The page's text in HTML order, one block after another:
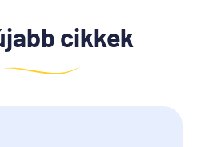
cikkek